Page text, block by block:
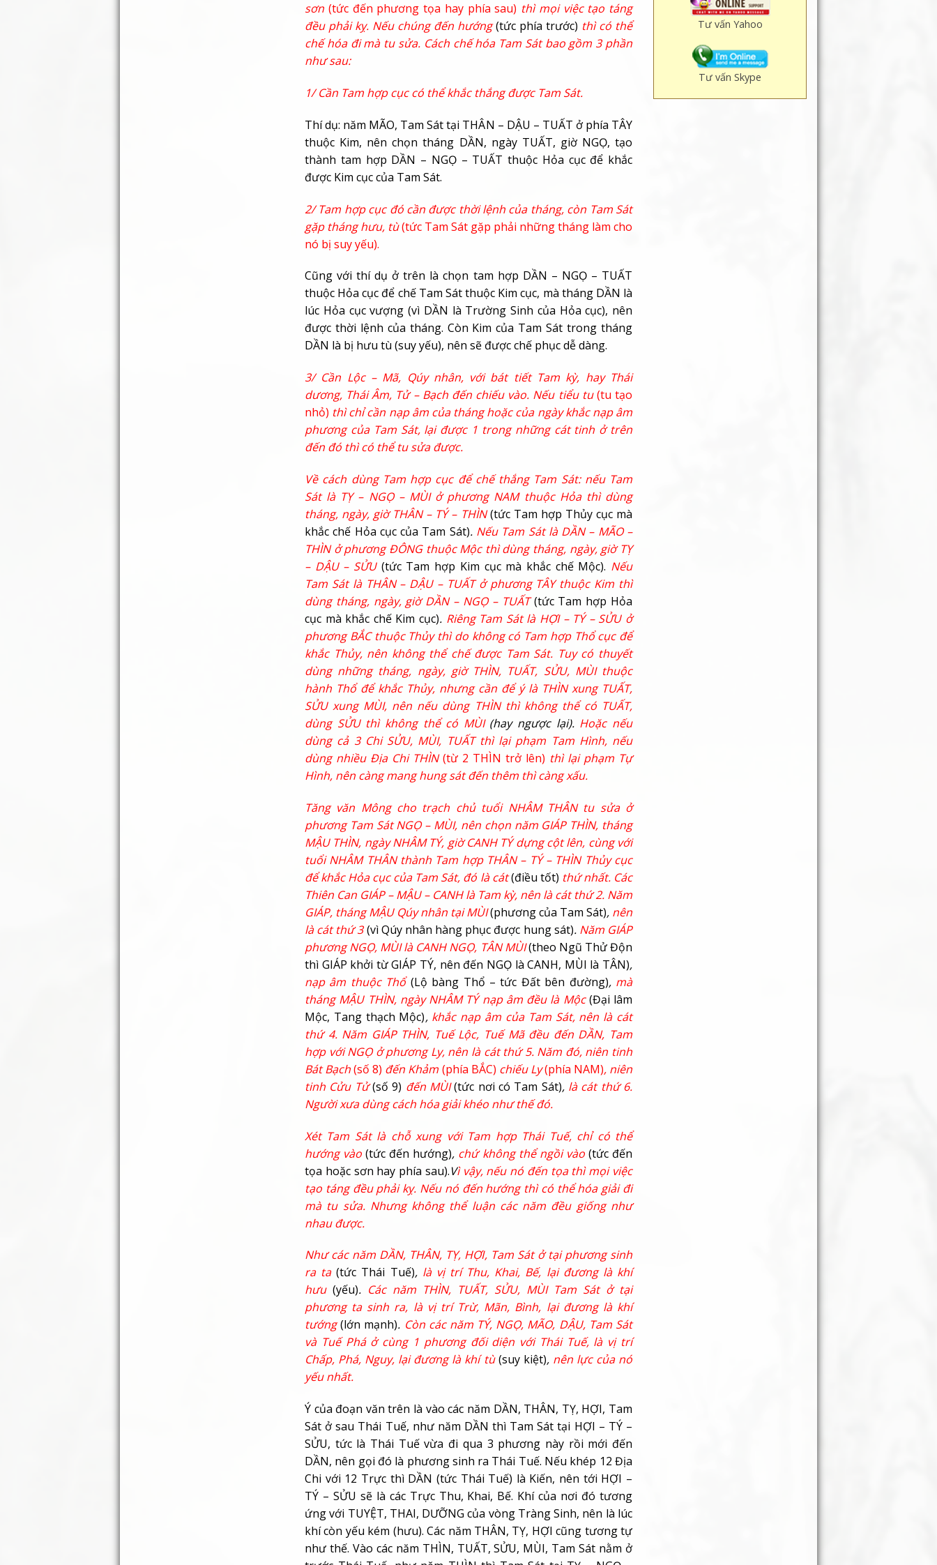
sơn (tức đến phương tọa hay phía sau) thì mọi việc tạo táng
đều phải kỵ. Nếu chúng đến hướng(tức phía trước) thì có thể
chế hóa đi mà tu sửa. Cách chế hóa Tam Sát bao gồm 3 phần
như sau:
1/ Cần Tam hợp cục có thể khắc thắng được Tam Sát.
Thí dụ: năm MÃO, Tam Sát tại THÂN – DẬU – TUẤT ở phía TÂY
thuộc Kim, nên chọn tháng DẦN, ngày TUẤT, giờ NGỌ, tạo
thành tam hợp DẦN – NGỌ – TUẤT thuộc Hỏa cục để khắc
được Kim cục của Tam Sát.
2/ Tam hợp cục đó cần được thời lệnh của tháng, còn Tam Sát
gặp tháng hưu, tù(tức Tam Sát gặp phải những tháng làm cho
nó bị suy yếu).
Cũng với thí dụ ở trên là chọn tam hợp DẦN – NGỌ – TUẤT
thuộc Hỏa cục để chế Tam Sát thuộc Kim cục, mà tháng DẦN là
lúc Hỏa cục vượng (vì DẦN là Trường Sinh của Hỏa cục), nên
được thời lệnh của tháng. Còn Kim của Tam Sát trong tháng
DẦN là bị hưu tù (suy yếu), nên sẽ được chế phục dễ dàng.
3/ Cần Lộc – Mã, Qúy nhân, với bát tiết Tam kỳ, hay Thái
dương, Thái Âm, Tử – Bạch đến chiếu vào. Nếu tiểu tu(tu tạo
nhỏ) thì chỉ cần nạp âm của tháng hoặc của ngày khắc nạp âm
phương của Tam Sát, lại được 1 trong những cát tinh ở trên
đến đó thì có thể tu sửa được.
Về cách dùng Tam hợp cục để chế thắng Tam Sát: nếu Tam
Sát là TỴ – NGỌ – MÙI ở phương NAM thuộc Hỏa thì dùng
tháng, ngày, giờ THÂN – TÝ – THÌN(tức Tam hợp Thủy cục mà
khắc chế Hỏa cục của Tam Sát). Nếu Tam Sát là DẦN – MÃO –
THÌN ở phương ĐÔNG thuộc Mộc thì dùng tháng, ngày, giờ TỴ
– DẬU – SỬU (tức Tam hợp Kim cục mà khắc chế Mộc). Nếu
Tam Sát là THÂN – DẬU – TUẤT ở phương TÂY thuộc Kim thì
dùng tháng, ngày, giờ DẦN – NGỌ – TUẤT (tức Tam hợp Hỏa
cục mà khắc chế Kim cục). Riêng Tam Sát là HỢI – TÝ – SỬU ở
phương BẮC thuộc Thủy thì do không có Tam hợp Thổ cục để
khắc Thủy, nên không thể chế được Tam Sát. Tuy có thuyết
dùng những tháng, ngày, giờ THÌN, TUẤT, SỬU, MÙI thuộc
hành Thổ để khắc Thủy, nhưng cần để ý là THÌN xung TUẤT,
SỬU xung MÙI, nên nếu dùng THÌN thì không thể có TUẤT,
dùng SỬU thì không thể có MÙI(hay ngược lại). Hoặc nếu
dùng cả 3 Chi SỬU, MÙI, TUẤT thì lại phạm Tam Hình, nếu
dùng nhiều Địa Chi THÌN(từ 2 THÌN trở lên) thì lại phạm Tự
Hình, nên càng mang hung sát đến thêm thì càng xấu.
Tăng văn Mông cho trạch chủ tuổi NHÂM THÂN tu sửa ở
phương Tam Sát NGỌ – MÙI, nên chọn năm GIÁP THÌN, tháng
MẬU THÌN, ngày NHÂM TÝ, giờ CANH TÝ dựng cột lên, cùng với
tuổi NHÂM THÂN thành Tam hợp THÂN – TÝ – THÌN Thủy cục
để khắc Hỏa cục của Tam Sát, đó là cát(điều tốt) thứ nhất. Các
Thiên Can GIÁP – MẬU – CANH là Tam kỳ, nên là cát thứ 2. Năm
GIÁP, tháng MẬU Qúy nhân tại MÙI(phương của Tam Sát), nên
là cát thứ 3 (vì Qúy nhân hàng phục được hung sát). Năm GIÁP
phương NGỌ, MÙI là CANH NGỌ, TÂN MÙI(theo Ngũ Thử Độn
thì GIÁP khởi từ GIÁP TÝ, nên đến NGỌ là CANH, MÙI là TÂN),
nạp âm thuộc Thổ (Lộ bàng Thổ – tức Đất bên đường), mà
tháng MẬU THÌN, ngày NHÂM TÝ nạp âm đều là Mộc (Đại lâm
Mộc, Tang thạch Mộc), khắc nạp âm của Tam Sát, nên là cát
thứ 4. Năm GIÁP THÌN, Tuế Lộc, Tuế Mã đều đến DẦN, Tam
hợp với NGỌ ở phương Ly, nên là cát thứ 5. Năm đó, niên tinh
Bát Bạch(số 8) đến Khảm (phía BẮC) chiếu Ly(phía NAM), niên
tinh Cửu Tử(số 9) đến MÙI (tức nơi có Tam Sát),là cát thứ 6.
Người xưa dùng cách hóa giải khéo như thế đó.
Xét Tam Sát là chỗ xung với Tam hợp Thái Tuế, chỉ có thể
hướng vào(tức đến hướng), chứ không thể ngồi vào (tức đến
tọa hoặc sơn hay phía sau).Vì vậy, nếu nó đến tọa thì mọi việc
tạo táng đều phải kỵ. Nếu nó đến hướng thì có thể hóa giải đi
mà tu sửa. Nhưng không thể luận các năm đều giống như
nhau được.
Như các năm DẦN, THÂN, TỴ, HỢI, Tam Sát ở tại phương sinh
ra ta (tức Thái Tuế),là vị trí Thu, Khai, Bế, lại đương là khí
hưu (yếu). Các năm THÌN, TUẤT, SỬU, MÙI Tam Sát ở tại
phương ta sinh ra, là vị trí Trừ, Mãn, Bình, lại đương là khí
tướng(lớn mạnh). Còn các năm TÝ, NGỌ, MÃO, DẬU, Tam Sát
và Tuế Phá ở cùng 1 phương đối diện với Thái Tuế, là vị trí
Chấp, Phá, Nguy, lại đương là khí tù(suy kiệt), nên lực của nó
yếu nhất.
Ý của đoạn văn trên là vào các năm DẦN, THÂN, TỴ, HỢI, Tam
Sát ở sau Thái Tuế, như năm DẦN thì Tam Sát tại HỢI – TÝ –
SỬU, tức là Thái Tuế vừa đi qua 3 phương này rồi mới đến
DẦN, nên gọi đó là phương sinh ra Thái Tuế. Nếu khép 12 Địa
Chi với 12 Trực thì DẦN (tức Thái Tuế) là Kiến, nên tới HỢI –
TÝ – SỬU sẽ là các Trực Thu, Khai, Bế. Khí của nơi đó tương
ứng với TUYỆT, THAI, DƯỠNG của vòng Tràng Sinh, nên là lúc
khí còn yếu kém (hưu). Các năm THÂN, TỴ, HỢI cũng tương tự
như thế. Vào các năm THÌN, TUẤT, SỬU, MÙI, Tam Sát nằm ở
Tư vấn Yahoo
Tư vấn Skype